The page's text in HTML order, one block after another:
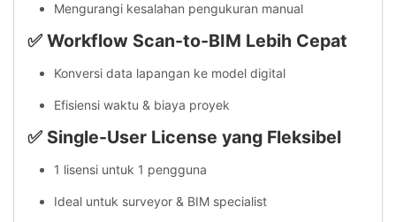
Mengurangi kesalahan pengukuran manual
✅ Workflow Scan-to-BIM Lebih Cepat
Konversi data lapangan ke model digital
Efisiensi waktu & biaya proyek
✅ Single-User License yang Fleksibel
1 lisensi untuk 1 pengguna
Ideal untuk surveyor & BIM specialist